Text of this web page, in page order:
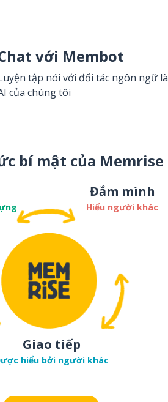
với Membot
tập nói với đối tác ngôn ngữ là
của chúng tôi
bí mật của Memrise
Đắm mình
Hiểu người khác
Giao tiếp
hiểu bởi người khác